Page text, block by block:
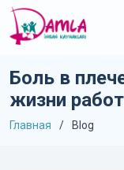
Боль в
жизни
Главная Blog